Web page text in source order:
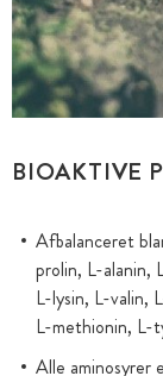
BIOAKTIVE
Afbalanceret
prolin, L-alanin,
L-lysin, L-valin,
L-methionin, L-
Alle aminosyrer